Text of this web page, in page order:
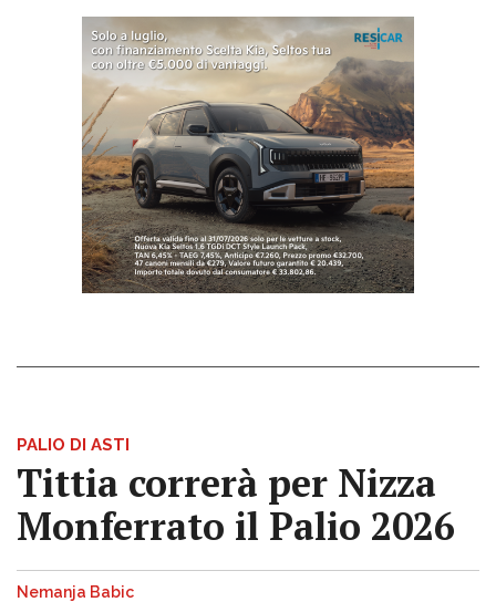
PALIO DI ASTI
Tittia correrà per Nizza
Monferrato il Palio 2026
Nemanja Babic